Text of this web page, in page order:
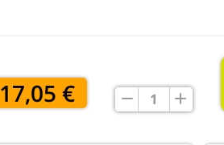
17,05 €